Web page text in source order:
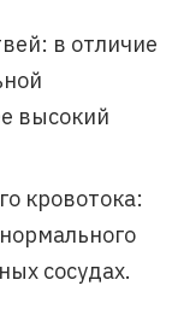
в отличие
высокий
кровотока:
сосудах.